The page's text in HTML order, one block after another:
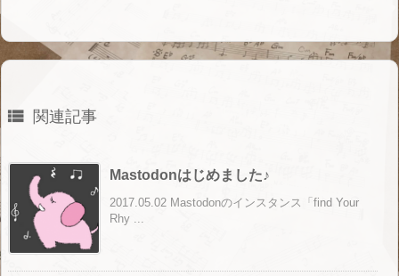
 関連記事
Mastodonはじめました♪
2017.05.02 Mastodonのインスタンス「find Your
Rhy ...